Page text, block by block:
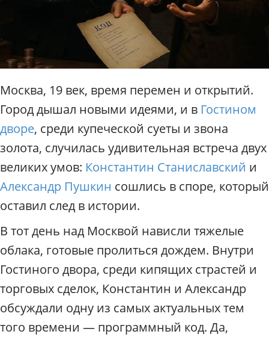
М
о
к
е
/
а
д
и
у
с
Москва, 19 век, время перемен и открытий.
Город дышал новыми идеями, и в Гостином
дворе, среди купеческой суеты и звона
золота, случилась удивительная встреча двух
великих умов: Константин Станиславский и
Александр Пушкин сошлись в споре, который
оставил след в истории.
В тот день над Москвой нависли тяжелые
облака, готовые пролиться дождем. Внутри
Гостиного двора, среди кипящих страстей и
торговых сделок, Константин и Александр
обсуждали одну из самых актуальных тем
того времени — программный код. Да,